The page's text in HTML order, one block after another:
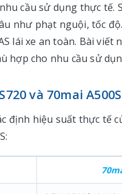
cầu sử dụng thực tế.
như phạt nguội, tốc
lái xe an toàn. Bài viết
hợp cho nhu cầu sử
và 70mai A500S
định hiệu suất thực tế